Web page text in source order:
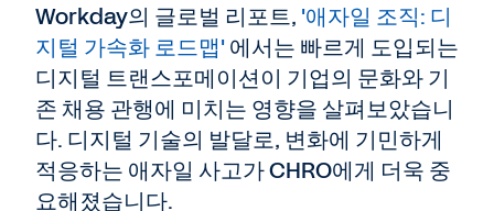
Workday의 글로벌 리포트, '애자일 조직: 디
지털 가속화 로드맵'에서는 빠르게 도입되는
디지털 트랜스포메이션이 기업의 문화와 기
존 채용 관행에 미치는 영향을 살펴보았습니
다. 디지털 기술의 발달로, 변화에 기민하게
적응하는 애자일 사고가 CHRO에게 더욱 중
요해졌습니다.